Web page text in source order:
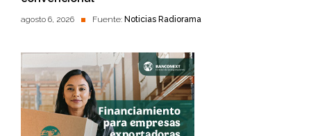
agosto 6, 2026 Fuente: Noticias Radiorama